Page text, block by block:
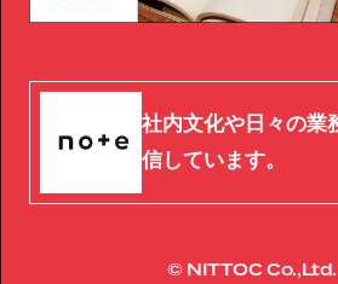
社内文化や日々の業
信しています。
© NITTOC